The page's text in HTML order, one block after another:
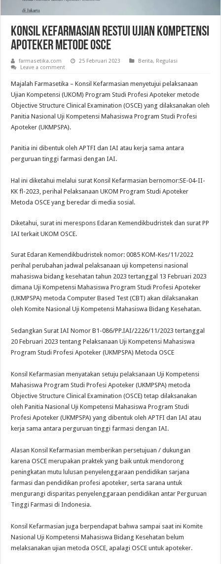
Konsil Kefarmasian Restui Ujian Kompetensi
Apoteker Metode OSCE
farmasetika.com 25 Februari 2023 Berita, Regulasi
Leave a comment
Majalah Farmasetika – Konsil Kefarmasian menyetujui pelaksanaan
Ujian Kompetensi (UKOM) Program Studi Profesi Apoteker metode
Objective Structure Clinical Examination (OSCE) yang dilaksanakan oleh
Panitia Nasional Uji Kompetensi Mahasiswa Program Studi Profesi
Apoteker (UKMPSPA).
Panitia ini dibentuk oleh APTFI dan IAI atau kerja sama antara
perguruan tinggi farmasi dengan IAI.
Hal ini diketahui melalui surat Konsil Kefarmasian bernomor:SE-04-II-
KK fl-2023, perihal Pelaksanaan UKOM Program Studi Apoteker
Metoda OSCE yang beredar di media sosial.
Diketahui, surat ini merespons Edaran Kemendikbudristek dan surat PP
IAI terkait UKOM OSCE.
Surat Edaran Kemendikbudristek nomor: 0085 KOM-Kes/11/2022
perihal perubahan jadwal pelaksanaan uji kompetensi nasional
mahasiswa bidang kesehatan tahun 2023 tertanggal 13 Februari 2023
dimana Uji Kompetensi Mahasiswa Program Studi Profesi Apoteker
(UKMPSPA) metoda Computer Based Test (CBT) akan dilaksanakan
oleh Komite Nasional Uji Kompetensi Mahasiswa Bidang Kesehatan.
Sedangkan Surat IAI Nomor B1-086/PP.IAI/2226/11/2023 tertanggal
20 Februari 2023 tentang Pelaksanaan Uji Kompetensi Mahasiswa
Program Studi Profesi Apoteker (UKMPSPA) Metoda OSCE
Konsil Kefarmasian menyatakan setuju pelaksanaan Uji Kompetensi
Mahasiswa Program Studi Profesi Apoteker (UKMPSPA) metoda
Objective Structure Clinical Examination (OSCE) tetap dilaksanakan
oleh Panitia Nasional Uji Kompetensi Mahasiswa Program Studi
Profesi Apoteker (UKMPSPA) yang dibentuk oleh APTFI dan IAI atau
kerja sama antara perguruan tinggi farmasi dengan IAI.
Alasan Konsil Kefarmasian memberikan persetujuan / dukungan
karena OSCE merupakan praktek yang baik untuk mendorong
peningkatan mutu lulusan penyelenggaraan pendidikan sarjana
farmasi dan pendidikan profesi apoteker, serta sarana untuk
mengurangi disparitas penyelenggaraan pendidikan antar Perguruan
Tinggi Farmasi di Indonesia.
Konsil Kefarmasian juga berpendapat bahwa sampai saat ini Komite
Nasional Uji Kompetensi Mahasiswa Bidang Kesehatan belum
melaksanakan ujian metoda OSCE, apalagi OSCE untuk apoteker.